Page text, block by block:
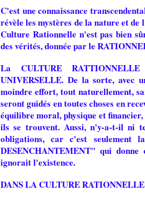
C'est une connaissance
révèle les mystères de la nature et
Culture Rationnelle n'est pas bien
des vérités, donnée par le
La CULTURE
UNIVERSELLE. De la sorte, avec
moindre effort, tout naturellement,
seront guidés en toutes choses en
équilibre moral, physique et
ils se trouvent. Aussi, n'y-a-t-il ni
obligations, car c'est seulement
DESENCHANTEMENT" qui
ignorait l'existence.
DANS LA CULTURE